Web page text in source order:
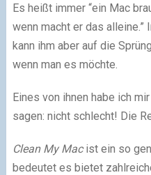
Es heißt immer “ein Mac
wenn macht er das alleine.”
kann ihm aber auf die
wenn man es möchte.
Eines von ihnen habe ich
sagen: nicht schlecht! Die
Clean My Macist ein so
bedeutet es bietet